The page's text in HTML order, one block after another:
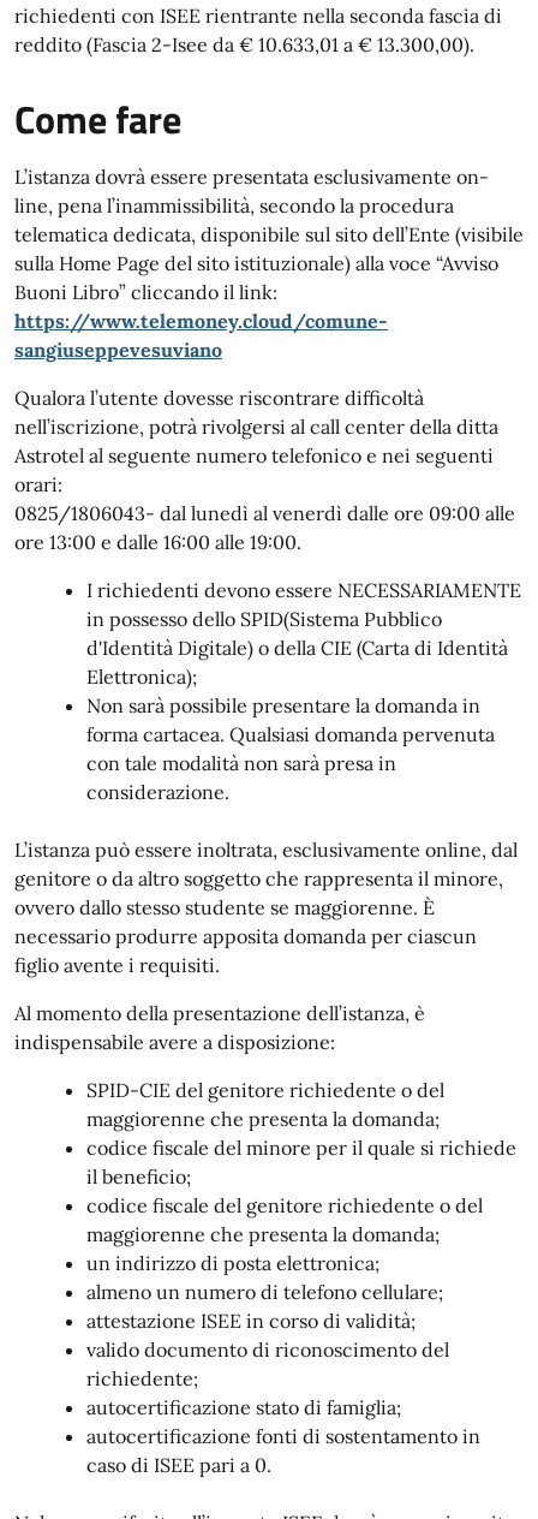
richiedenti con ISEE rientrante nella seconda fascia di
reddito (Fascia 2-Isee da € 10.633,01 a € 13.300,00).
Come fare
L’istanza dovrà essere presentata esclusivamente on-
line, pena l’inammissibilità, secondo la procedura
telematica dedicata, disponibile sul sito dell’Ente (visibile
sulla Home Page del sito istituzionale) alla voce “Avviso
Buoni Libro” cliccando il link:
https://www.telemoney.cloud/comune-
sangiuseppevesuviano
Qualora l’utente dovesse riscontrare difficoltà
nell’iscrizione, potrà rivolgersi al call center della ditta
Astrotel al seguente numero telefonico e nei seguenti
orari:
0825/1806043- dal lunedì al venerdì dalle ore 09:00 alle
ore 13:00 e dalle 16:00 alle 19:00.
I richiedenti devono essere NECESSARIAMENTE
in possesso dello SPID(Sistema Pubblico
d'Identità Digitale) o della CIE (Carta di Identità
Elettronica);
Non sarà possibile presentare la domanda in
forma cartacea. Qualsiasi domanda pervenuta
con tale modalità non sarà presa in
considerazione.
L’istanza può essere inoltrata, esclusivamente online, dal
genitore o da altro soggetto che rappresenta il minore,
ovvero dallo stesso studente se maggiorenne. È
necessario produrre apposita domanda per ciascun
figlio avente i requisiti.
Al momento della presentazione dell’istanza, è
indispensabile avere a disposizione:
SPID-CIE del genitore richiedente o del
maggiorenne che presenta la domanda;
codice fiscale del minore per il quale si richiede
il beneficio;
codice fiscale del genitore richiedente o del
maggiorenne che presenta la domanda;
un indirizzo di posta elettronica;
almeno un numero di telefono cellulare;
attestazione ISEE in corso di validità;
valido documento di riconoscimento del
richiedente;
autocertificazione stato di famiglia;
autocertificazione fonti di sostentamento in
caso di ISEE pari a 0.